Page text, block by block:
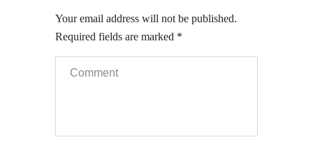
Your email address will not be published.
Required fields are marked *